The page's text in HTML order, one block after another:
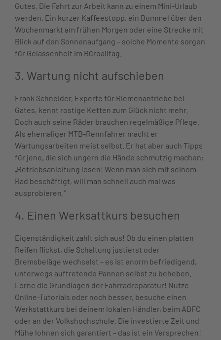
Gutes. Die Fahrt zur Arbeit kann zu einem Mini-Urlaub
werden. Ein kurzer Kaffeestopp, ein Bummel über den
Wochenmarkt am frühen Morgen oder eine Strecke mit
Blick auf den Sonnenaufgang – solche Momente sorgen
für Gelassenheit im Büroalltag.
3. Wartung nicht aufschieben
Frank Schneider, Experte für Riemenantriebe bei
Gates, kennt rostige Ketten zum Glück nicht mehr.
Doch auch seine Räder brauchen regelmäßige Pflege.
Als ehemaliger MTB-Rennfahrer macht er
Wartungsarbeiten meist selbst. Er hat aber auch Tipps
für jene, die sich ungern die Hände schmutzig machen:
„Betriebsanleitung lesen! Wenn man sich mit seinem
Rad beschäftigt, will man schnell auch mal was
ausprobieren.“
4. Einen Werksattkurs besuchen
Eigenständigkeit zahlt sich aus! Ob du einen platten
Reifen flickst, die Schaltung justierst oder
Bremsbeläge wechselst – es ist enorm befriedigend,
unterwegs auftretende Pannen selbst zu beheben.
Lerne die Grundlagen der Fahrradreparatur! Nutze
Online-Tutorials oder noch besser, besuche einen
Werkstattkurs bei deinem lokalen Händler, beim ADFC
oder an der Volkshochschule. Die investierte Zeit und
Mühe lohnen sich garantiert – das ist ein Versprechen!